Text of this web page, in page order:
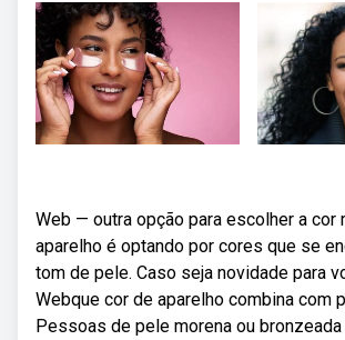
Web — outra opção para escolher a cor
aparelho é optando por cores que se
tom de pele. Caso seja novidade para
Webque cor de aparelho combina com
Pessoas de pele morena ou